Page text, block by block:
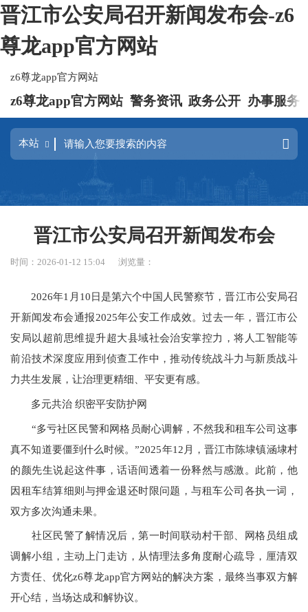
晋江市公安局召开新闻发布会-z6
尊龙app官方网站
z6尊龙app官方网站
z6尊龙app官方网站 警务资讯 政务公开 办事服务
晋江市公安局召开新闻发布会
时间：2026-01-12 15:04 浏览量：
2026年1月10日是第六个中国人民警察节，晋江市公安局召
开新闻发布会通报2025年公安工作成效。过去一年，晋江市公
安局以超前思维提升超大县域社会治安掌控力，将人工智能等
前沿技术深度应用到侦查工作中，推动传统战斗力与新质战斗
力共生发展，让治理更精细、平安更有感。
多元共治 织密平安防护网
“多亏社区民警和网格员耐心调解，不然我和租车公司这事
真不知道要僵到什么时候。”2025年12月，晋江市陈埭镇涵埭村
的颜先生说起这件事，话语间透着一份释然与感激。此前，他
因租车结算细则与押金退还时限问题，与租车公司各执一词，
双方多次沟通未果。
社区民警了解情况后，第一时间联动村干部、网格员组成
调解小组，主动上门走访，从情理法多角度耐心疏导，厘清双
方责任、优化z6尊龙app官方网站的解决方案，最终当事双方解
开心结，当场达成和解协议。